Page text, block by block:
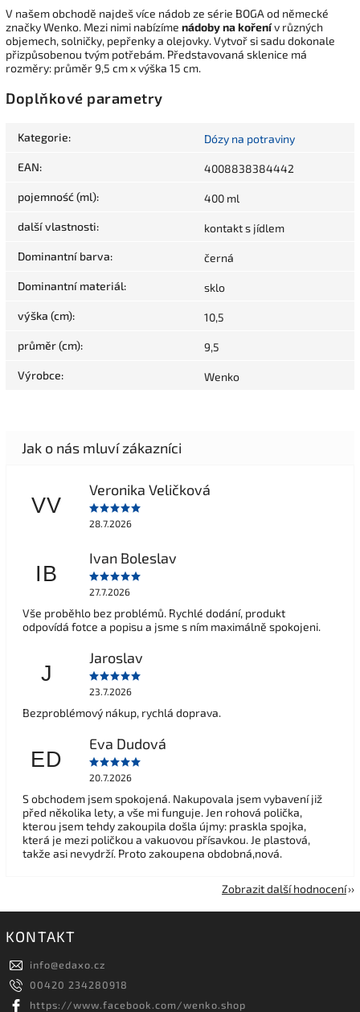
V našem obchodě najdeš více nádob ze série BOGA od německé
značky Wenko. Mezi nimi nabízíme nádoby na kořenív různých
objemech, solničky, pepřenky a olejovky. Vytvoř si sadu dokonale
přizpůsobenou tvým potřebám. Představovaná sklenice má
rozměry: průměr 9,5 cm x výška 15 cm.
Doplňkové parametry
Kategorie: Dózy na potraviny
EAN: 4008838384442
pojemność (ml): 400 ml
další vlastnosti: kontakt s jídlem
Dominantní barva: černá
Dominantní materiál: sklo
výška (cm): 10,5
průměr (cm): 9,5
Výrobce: Wenko
VV
Veronika Veličková
28.7.2026
IB
Ivan Boleslav
27.7.2026
Vše proběhlo bez problémů. Rychlé dodání, produkt
odpovídá fotce a popisu a jsme s ním maximálně spokojeni.
J
Jaroslav
23.7.2026
Bezproblémový nákup, rychlá doprava.
ED
Eva Dudová
20.7.2026
S obchodem jsem spokojená. Nakupovala jsem vybavení již
před několika lety, a vše mi funguje. Jen rohová polička,
kterou jsem tehdy zakoupila došla újmy: praskla spojka,
která je mezi poličkou a vakuovou přísavkou. Je plastová,
takže asi nevydrží. Proto zakoupena obdobná,nová.
Zobrazit další hodnocení
KONTAKT
info@edaxo.cz
00420 234280918
https://www.facebook.com/wenko.shop